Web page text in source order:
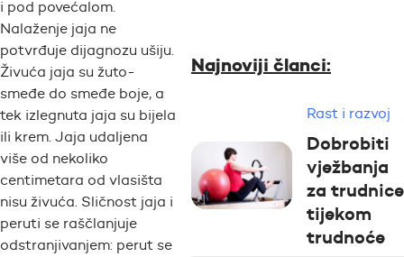
i pod povećalom.
Nalaženje jaja ne
potvrđuje dijagnozu ušiju.
Živuća jaja su žuto-
smeđe do smeđe boje, a
tek izlegnuta jaja su bijela
ili krem. Jaja udaljena
više od nekoliko
centimetara od vlasišta
nisu živuća. Sličnost jaja i
peruti se raščlanjuje
odstranjivanjem: perut se
Najnoviji članci:
Rast i razvoj
Dobrobiti
vježbanja
za trudnice
tijekom
trudnoće